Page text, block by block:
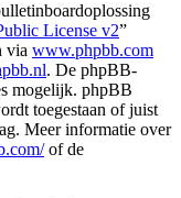
License v2”
via www.phpbb.com
. De phpBB-
mogelijk. phpBB
toegestaan of juist
Meer informatie over
of de